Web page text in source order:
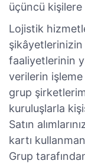
üçüncü
Lojistik
faaliyetlerinin
verilerin
grup
kuruluşlarla
Satın
kartı
Grup